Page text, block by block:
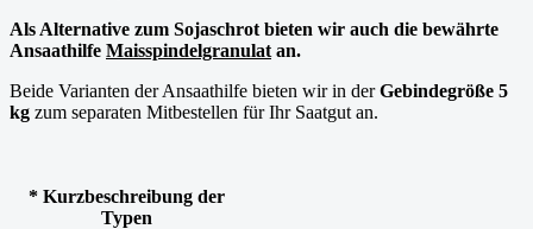
Als Alternative zum Sojaschrot bieten wir auch die bewährte
Ansaathilfe Maisspindelgranulat an.
Beide Varianten der Ansaathilfe bieten wir in derGebindegröße 5
kg zum separaten Mitbestellen für Ihr Saatgut an.
* Kurzbeschreibung der
Typen